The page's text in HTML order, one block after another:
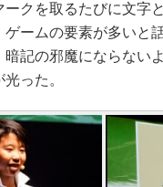
ークを取るたびに文字
ゲームの要素が多いと
暗記の邪魔にならない
った。